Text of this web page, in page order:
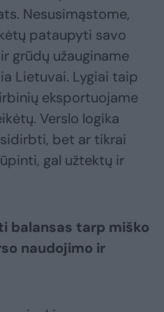
Nesusimąstome,
pataupyti savo
grūdų užauginame
Lietuvai. Lygiai taip
eksportuojame
Verslo logika
bet ar tikrai
gal užtektų ir
balansas tarp miško
naudojimo ir